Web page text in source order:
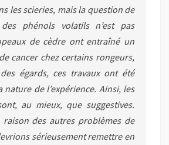
les scieries, mais la question de
des phénols volatils n’est pas
de cèdre ont entraîné un
cancer chez certains rongeurs,
égards, ces travaux ont été
nature de l’expérience. Ainsi, les
au mieux, que suggestives.
raison des autres problèmes de
sérieusement remettre en